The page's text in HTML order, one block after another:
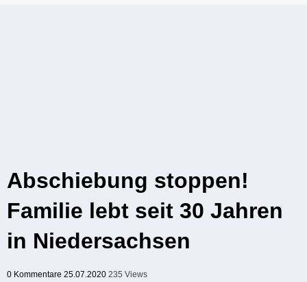
Abschiebung stoppen!
Familie lebt seit 30 Jahren
in Niedersachsen
0 Kommentare 25.07.2020 235 Views